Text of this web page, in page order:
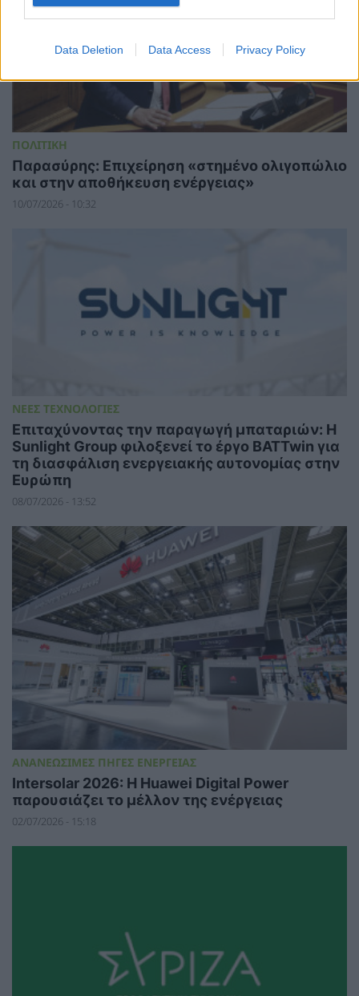
Data Deletion Data Access Privacy Policy
ΠΟΛΙΤΙΚΗ
Παρασύρης: Επιχείρηση «στημένο ολιγοπώλιο
και στην αποθήκευση ενέργειας»
10/07/2026 - 10:32
ΝΕΕΣ ΤΕΧΝΟΛΟΓΙΕΣ
Επιταχύνοντας την παραγωγή μπαταριών: Η
Sunlight Group φιλοξενεί το έργο BATTwin για
τη διασφάλιση ενεργειακής αυτονομίας στην
Ευρώπη
08/07/2026 - 13:52
ΑΝΑΝΕΩΣΙΜΕΣ ΠΗΓΕΣ ΕΝΕΡΓΕΙΑΣ
Intersolar 2026: Η Huawei Digital Power
παρουσιάζει το μέλλον της ενέργειας
02/07/2026 - 15:18